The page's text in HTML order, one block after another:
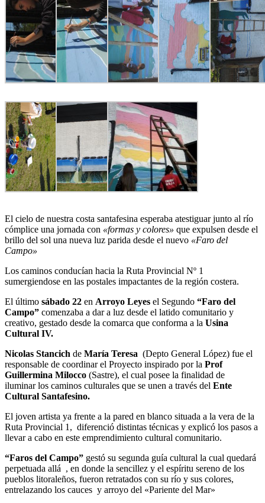
El cielo de nuestra costa santafesina esperaba atestiguar junto al río
cómplice una jornada con «formas y colores» que expulsen desde el
brillo del sol una nueva luz parida desde el nuevo «Faro del
Campo»
Los caminos conducían hacia la Ruta Provincial Nº 1
sumergiendose en las postales impactantes de la región costera.
El último sábado 22 en Arroyo Leyes el Segundo “Faro del
Campo” comenzaba a dar a luz desde el latido comunitario y
creativo, gestado desde la comarca que conforma a la Usina
Cultural IV.
Nicolas Stancich de María Teresa (Depto General López) fue el
responsable de coordinar el Proyecto inspirado por la Prof
Guillermina Milocco (Sastre), el cual posee la finalidad de
iluminar los caminos culturales que se unen a través del Ente
Cultural Santafesino.
El joven artista ya frente a la pared en blanco situada a la vera de la
Ruta Provincial 1, diferenció distintas técnicas y explicó los pasos a
llevar a cabo en este emprendimiento cultural comunitario.
“Faros del Campo” gestó su segunda guía cultural la cual quedará
perpetuada allá , en donde la sencillez y el espíritu sereno de los
pueblos litoraleños, fueron retratados con su río y sus colores,
entrelazando los cauces y arroyo del «Pariente del Mar»